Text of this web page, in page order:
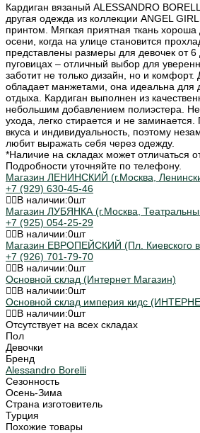
Кардиган вязаный ALESSANDRO
другая одежда из коллекции ANGEL
принтом. Мягкая приятная ткань
осени, когда на улице становится
представлены размеры для девочек от 6
пуговицах – отличный выбор для
заботит не только дизайн, но и
обладает манжетами, она идеальна для
отдыха. Кардиган выполнен из
небольшим добавлением полиэстера. Не
ухода, легко стирается и не заминается.
вкуса и индивидуальность, поэтому
любит выражать себя через одежду.
*Наличие на складах может отличаться
Подробности уточняйте по телефону.
Магазин ЛЕНИНСКИЙ (г.Москва,
+7 (929) 630-45-46
В наличии:0шт
Магазин ЛУБЯНКА (г.Москва,
+7 (925) 054-25-29
В наличии:0шт
Магазин ЕВРОПЕЙСКИЙ (Пл. Киевского
+7 (926) 701-79-70
В наличии:0шт
Основной склад (Интернет Магазин)
В наличии:0шт
Основной склад империя кидс
В наличии:0шт
Отсутствует на всех складах
Пол
Девочки
Бренд
Alessandro Borelli
Сезонность
Осень-Зима
Страна изготовитель
Турция
Похожие товары